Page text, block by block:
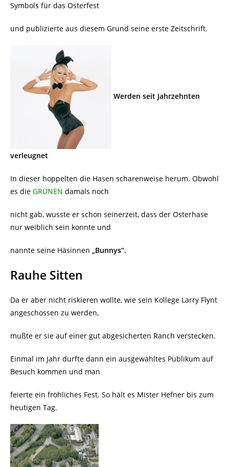
Symbols für das Osterfest
und publizierte aus diesem Grund seine erste Zeitschrift.
Werden seit Jahrzehnten
verleugnet
In dieser hoppelten die Hasen scharenweise herum. Obwohl
es die GRÜNEN damals noch
nicht gab, wusste er schon seinerzeit, dass der Osterhase
nur weiblich sein konnte und
nannte seine Häsinnen „Bunnys“.
Rauhe Sitten
Da er aber nicht riskieren wollte, wie sein Kollege Larry Flynt
angeschossen zu werden,
mußte er sie auf einer gut abgesicherten Ranch verstecken.
Einmal im Jahr durfte dann ein ausgewähltes Publikum auf
Besuch kommen und man
feierte ein fröhliches Fest. So hält es Mister Hefner bis zum
heutigen Tag.